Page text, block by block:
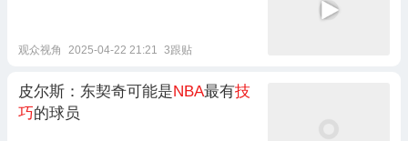
观众视角 2025-04-22 21:21 3跟贴
皮尔斯：东契奇可能是NBA最有技
巧的球员